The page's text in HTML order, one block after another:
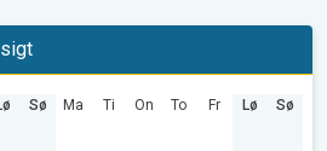
Sø Ma Ti On To Fr Lø Sø